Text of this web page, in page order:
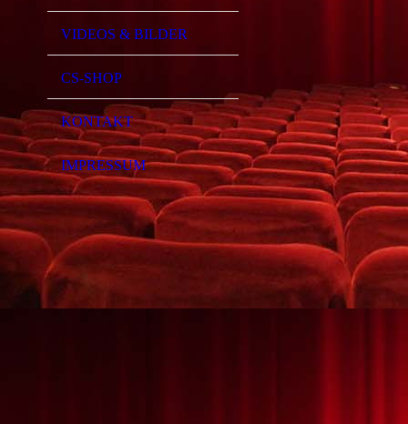
VIDEOS & BILDER
CS-SHOP
KONTAKT
IMPRESSUM